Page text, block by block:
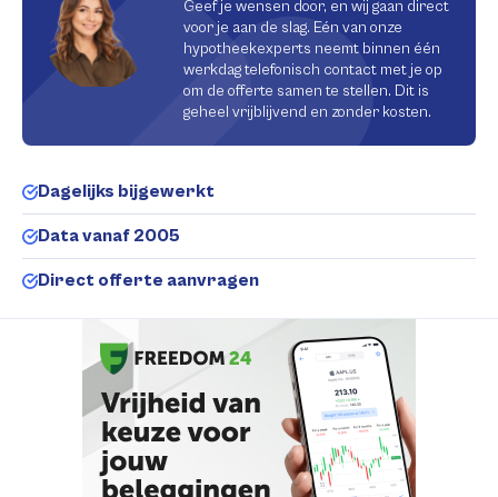
Geef je wensen door, en wij gaan direct
voor je aan de slag. Eén van onze
hypotheekexperts neemt binnen één
werkdag telefonisch contact met je op
om de offerte samen te stellen. Dit is
geheel vrijblijvend en zonder kosten.
Dagelijks bijgewerkt
Data vanaf 2005
Direct offerte aanvragen